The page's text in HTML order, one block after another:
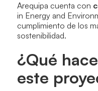
Arequipa cuenta con
in Energy and
cumplimiento de los
sostenibilidad.
¿Qué
este